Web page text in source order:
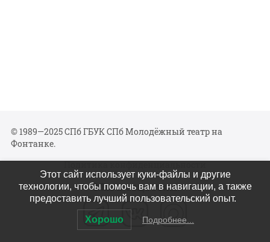
© 1989—2025 СПб ГБУК СПб Молодёжный театр на
Фонтанке.
Политика конфиденциальности
Мы в соцсетях
Этот сайт использует куки-файлы и другие
технологии, чтобы помочь вам в навигации, а также
предоставить лучший пользовательский опыт.
Хорошо Подробнее...